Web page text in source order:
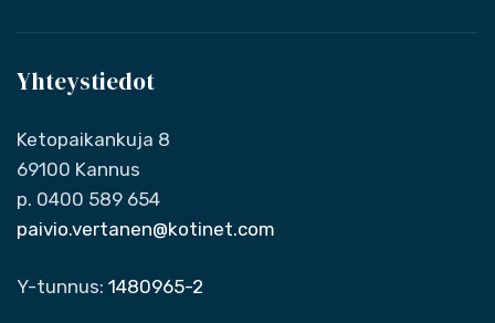
Yhteystiedot
Ketopaikankuja 8
69100 Kannus
p. 0400 589 654
paivio.vertanen@kotinet.com
Y-tunnus: 1480965-2